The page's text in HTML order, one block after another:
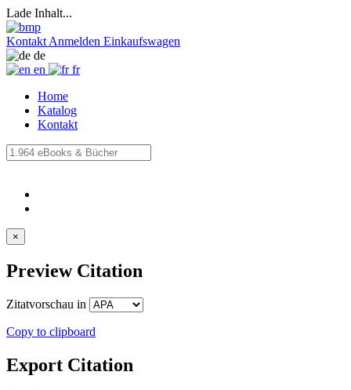
Lade Inhalt...
Kontakt Anmelden Einkaufswagen
de
en
fr
Home
Katalog
Kontakt
×
Preview Citation
Zitatvorschau in
Copy to clipboard
Export Citation